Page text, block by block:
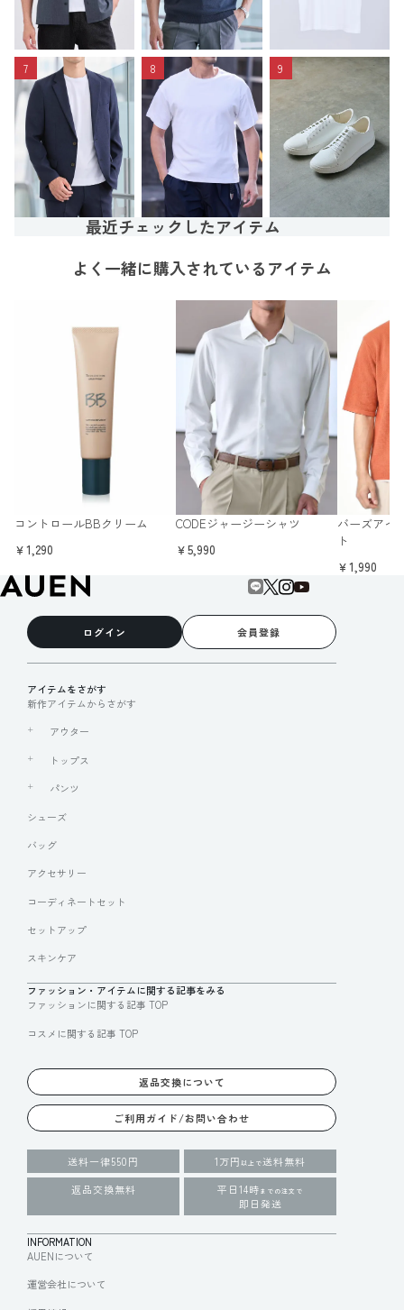
7 8 9
最近チェックしたアイテム
よく一緒に購入されているアイテム
コントロールBBクリーム
￥1,290
CODEジャージーシャツ
￥5,990
バーズアイ
ト
￥1,990
ログイン 会員登録
アイテムをさがす
新作アイテムからさがす
アウター
トップス
パンツ
シューズ
バッグ
アクセサリー
コーディネートセット
セットアップ
スキンケア
ファッション・アイテムに関する記事をみる
ファッションに関する記事 TOP
コスメに関する記事 TOP
返品交換について
ご利用ガイド/お問い合わせ
送料一律550円 1万円 以上で送料無料
返品交換無料
平日14時 までの注文で
即日発送
INFORMATION
AUENについて
運営会社について